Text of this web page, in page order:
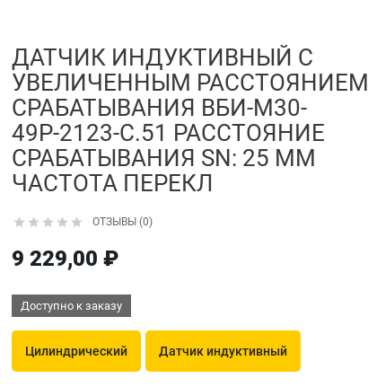
ДАТЧИК ИНДУКТИВНЫЙ С
УВЕЛИЧЕННЫМ РАССТОЯНИЕМ
СРАБАТЫВАНИЯ ВБИ-М30-
49Р-2123-С.51 РАССТОЯНИЕ
СРАБАТЫВАНИЯ SN: 25 ММ
ЧАСТОТА ПЕРЕКЛ
     ОТЗЫВЫ (0)
9 229,00 ₽
Доступно к заказу
Цилиндрический Датчик индуктивный